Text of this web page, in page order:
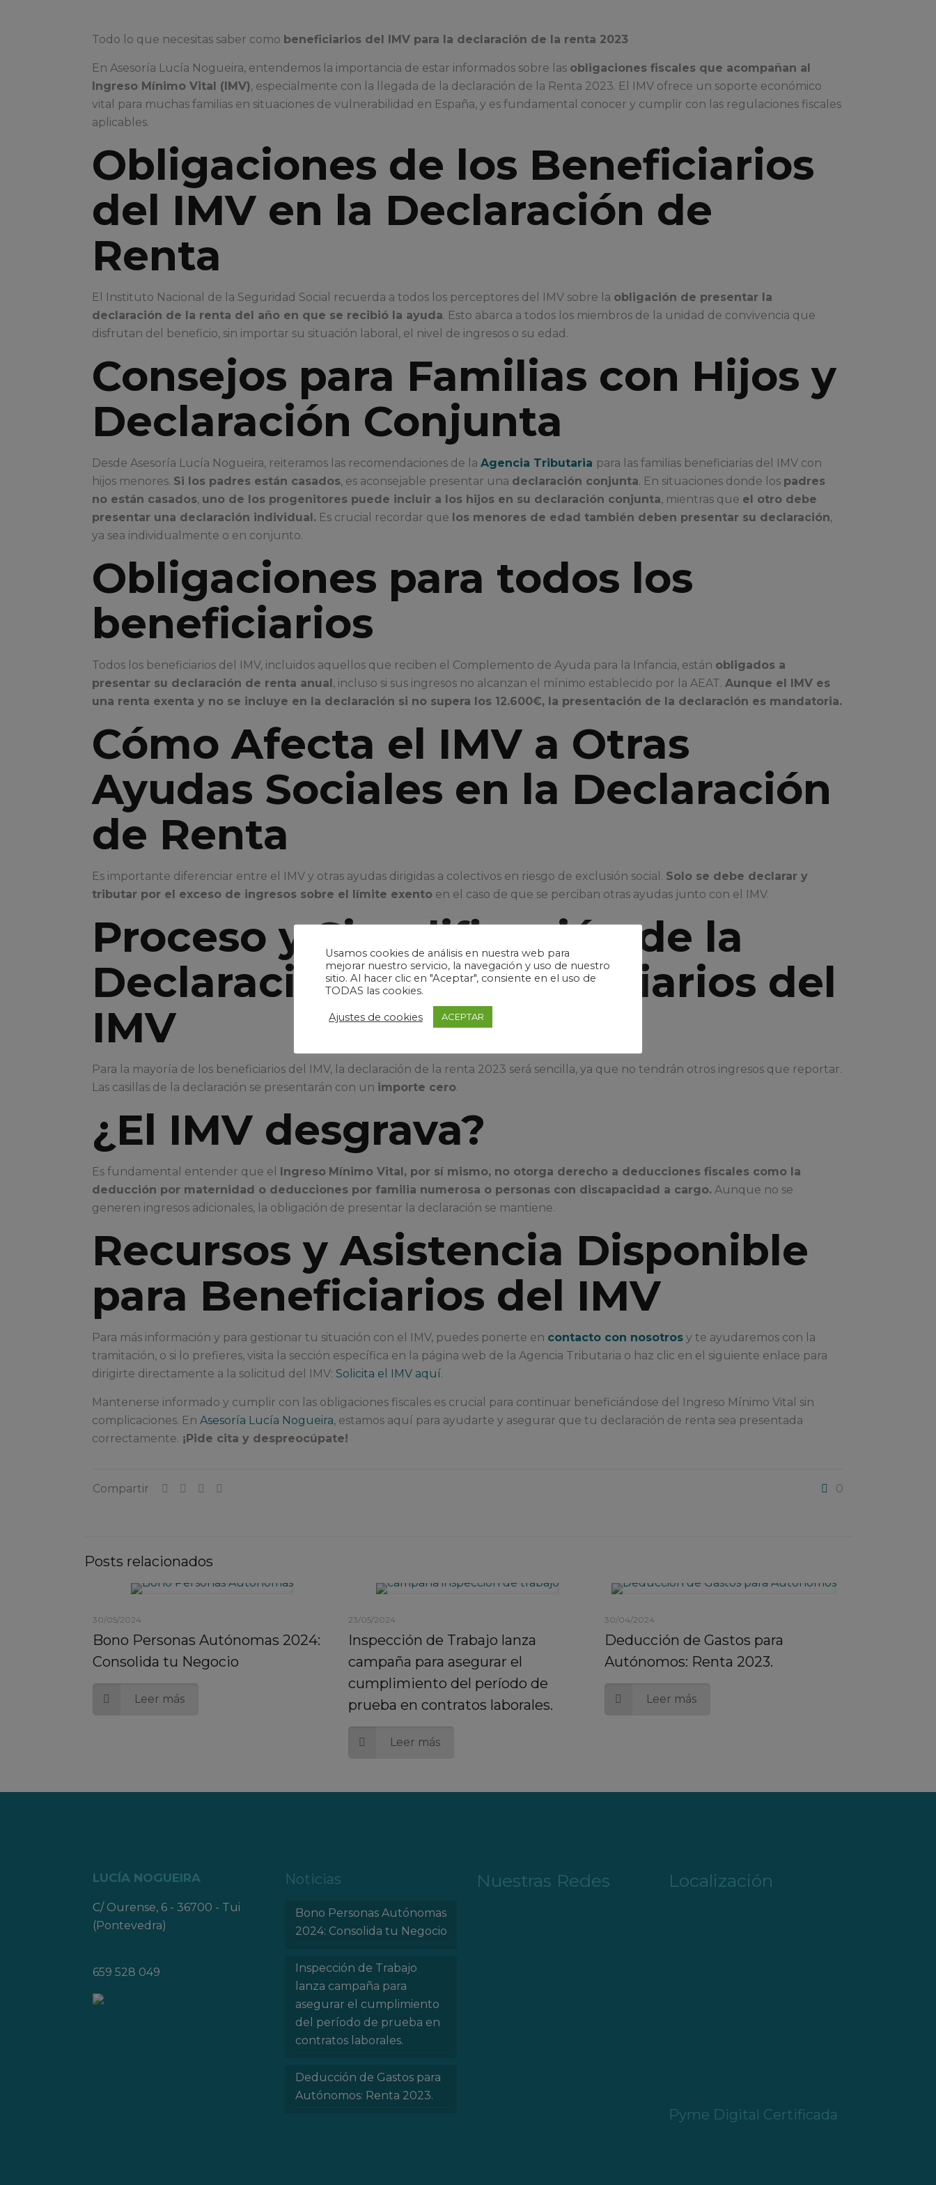
Todo lo que necesitas saber como beneficiarios del IMV para la declaración de la renta 2023
En Asesoría Lucía Nogueira, entendemos la importancia de estar informados sobre las obligaciones fiscales que acompañan al
Ingreso Mínimo Vital (IMV), especialmente con la llegada de la declaración de la Renta 2023. El IMV ofrece un soporte económico
vital para muchas familias en situaciones de vulnerabilidad en España, y es fundamental conocer y cumplir con las regulaciones fiscales
aplicables.
Obligaciones de los Beneficiarios
del IMV en la Declaración de
Renta
El Instituto Nacional de la Seguridad Social recuerda a todos los perceptores del IMV sobre la obligación de presentar la
declaración de la renta del año en que se recibió la ayuda. Esto abarca a todos los miembros de la unidad de convivencia que
disfrutan del beneficio, sin importar su situación laboral, el nivel de ingresos o su edad.
Consejos para Familias con Hijos y
Declaración Conjunta
Desde Asesoría Lucía Nogueira, reiteramos las recomendaciones de laAgencia Tributaria para las familias beneficiarias del IMV con
hijos menores. Si los padres están casados, es aconsejable presentar una declaración conjunta. En situaciones donde los padres
no están casados, uno de los progenitores puede incluir a los hijos en su declaración conjunta, mientras que el otro debe
presentar una declaración individual. Es crucial recordar que los menores de edad también deben presentar su declaración,
ya sea individualmente o en conjunto.
Obligaciones para todos los
beneficiarios
Todos los beneficiarios del IMV, incluidos aquellos que reciben el Complemento de Ayuda para la Infancia, están obligados a
presentar su declaración de renta anual, incluso si sus ingresos no alcanzan el mínimo establecido por la AEAT.Aunque el IMV es
una renta exenta y no se incluye en la declaración si no supera los 12.600€, la presentación de la declaración es mandatoria.
Cómo Afecta el IMV a Otras
Ayudas Sociales en la Declaración
de Renta
Es importante diferenciar entre el IMV y otras ayudas dirigidas a colectivos en riesgo de exclusión social. Solo se debe declarar y
tributar por el exceso de ingresos sobre el límite exento en el caso de que se perciban otras ayudas junto con el IMV.
Proceso y Simplificación de la
Declaración para Beneficiarios del
IMV
Para la mayoría de los beneficiarios del IMV, la declaración de la renta 2023 será sencilla, ya que no tendrán otros ingresos que reportar.
Las casillas de la declaración se presentarán con un importe cero.
¿El IMV desgrava?
Es fundamental entender que el Ingreso Mínimo Vital, por sí mismo, no otorga derecho a deducciones fiscales como la
deducción por maternidad o deducciones por familia numerosa o personas con discapacidad a cargo. Aunque no se
generen ingresos adicionales, la obligación de presentar la declaración se mantiene.
Recursos y Asistencia Disponible
para Beneficiarios del IMV
Para más información y para gestionar tu situación con el IMV, puedes ponerte en contacto con nosotros y te ayudaremos con la
tramitación, o si lo prefieres, visita la sección específica en la página web de la Agencia Tributaria o haz clic en el siguiente enlace para
dirigirte directamente a la solicitud del IMV:Solicita el IMV aquí.
Mantenerse informado y cumplir con las obligaciones fiscales es crucial para continuar beneficiándose del Ingreso Mínimo Vital sin
complicaciones. EnAsesoría Lucía Nogueira, estamos aquí para ayudarte y asegurar que tu declaración de renta sea presentada
correctamente. ¡Pide cita y despreocúpate!
Compartir 0
Posts relacionados
30/05/2024
Bono Personas Autónomas 2024:
Consolida tu Negocio
Leer más
23/05/2024
Inspección de Trabajo lanza
campaña para asegurar el
cumplimiento del período de
prueba en contratos laborales.
Leer más
30/04/2024
Deducción de Gastos para
Autónomos: Renta 2023.
Leer más
LUCÍA NOGUEIRA
C/ Ourense, 6 - 36700 - Tui
(Pontevedra)
659 528 049
Noticias
Bono Personas Autónomas
2024: Consolida tu Negocio
Inspección de Trabajo
lanza campaña para
asegurar el cumplimiento
del período de prueba en
contratos laborales.
Deducción de Gastos para
Autónomos: Renta 2023.
Nuestras Redes Localización
Pyme Digital Certificada
Usamos cookies de análisis en nuestra web para
mejorar nuestro servicio, la navegación y uso de nuestro
sitio. Al hacer clic en "Aceptar", consiente en el uso de
TODAS las cookies.
Ajustes de cookies ACEPTAR